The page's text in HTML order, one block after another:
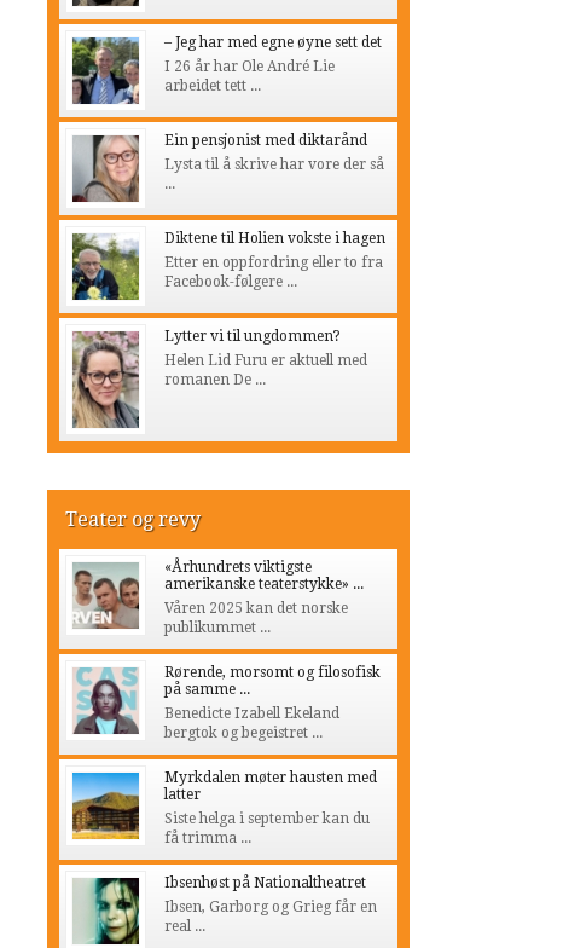
– Jeg har med egne øyne sett det
I 26 år har Ole André Lie
arbeidet tett ...
Ein pensjonist med diktarånd
Lysta til å skrive har vore der så
...
Diktene til Holien vokste i hagen
Etter en oppfordring eller to fra
Facebook-følgere ...
Lytter vi til ungdommen?
Helen Lid Furu er aktuell med
romanen De ...
Teater og revy
«Århundrets viktigste
amerikanske teaterstykke» ...
Våren 2025 kan det norske
publikummet ...
Rørende, morsomt og filosofisk
på samme ...
Benedicte Izabell Ekeland
bergtok og begeistret ...
Myrkdalen møter hausten med
latter
Siste helga i september kan du
få trimma ...
Ibsenhøst på Nationaltheatret
Ibsen, Garborg og Grieg får en
real ...